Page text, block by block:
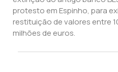
protesto em Espinho, para
restituição de valores entre
milhões de euros.